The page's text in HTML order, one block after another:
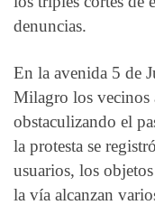
denuncias.
En la avenida 5 de
Milagro los vecinos
obstaculizando el
la protesta se
usuarios, los
la vía alcanzan